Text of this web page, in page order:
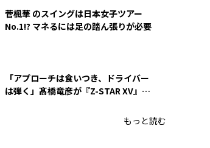
菅楓華 のスイングは日本女子ツアー
No.1!? マネるには足の踏ん張りが必要
「アプローチは食いつき、ドライバー
は弾く」髙橋竜彦が『Z-STAR XV』を
もっと読む